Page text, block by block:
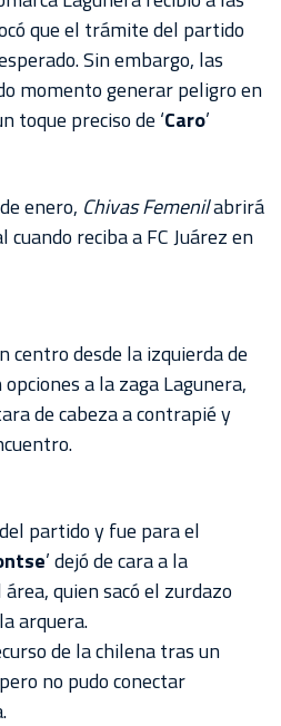
que el trámite del partido
Sin embargo, las
momento generar peligro en
toque preciso de ‘Caro’
enero, Chivas Femenilabrirá
reciba a FC Juárez en
centro desde la izquierda de
opciones a la zaga Lagunera,
de cabeza a contrapié y
partido y fue para el
’ dejó de cara a la
área, quien sacó el zurdazo
arquera.
de la chilena tras un
no pudo conectar